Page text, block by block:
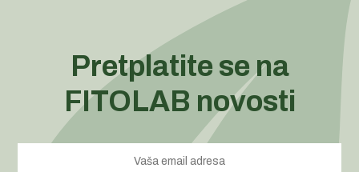
Pretplatite se na
FITOLAB novosti